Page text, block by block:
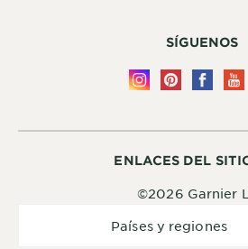
ENLACES DEL
©2026 Garnier
Países y regiones
SÍGUENOS